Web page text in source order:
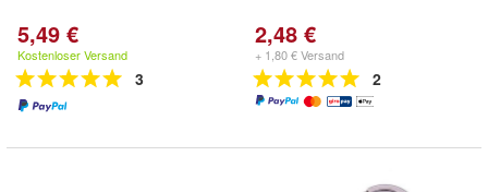
5,49 €
Kostenloser Versand
3
2,48 €
+ 1,80 € Versand
2